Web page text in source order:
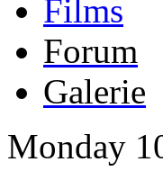
Films
Forum
Galerie
Monday